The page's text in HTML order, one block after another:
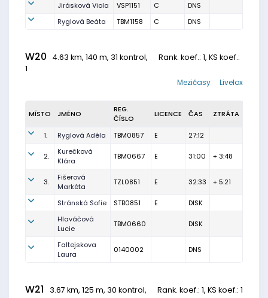
Jirásková Viola
VSP1151 C
DNS
Ryglová Beáta
TBM1158 C DNS
W20 4.63 km, 140 m, 31 kontrol, Rank. koef.: 1, KS koef.:
1
Livelox
Mezičasy
MÍSTO JMÉNO
REG.
ČÍSLO
LICENCE ČAS ZTRÁTA
1. Ryglová Adéla TBM0857 E 27:12
2.
Kurečková
Klára
TBM0667 E 31:00 + 3:48
3.
Fišerová
Markéta
TZL0851 E 32:33 + 5:21
Stránská Sofie STB0851 E
DISK
Hlaváčová
Lucie
TBM0660 DISK
Faltejskova
Laura
0140002 DNS
W21 3.67 km, 125 m, 30 kontrol, Rank. koef.: 1, KS koef.: 1